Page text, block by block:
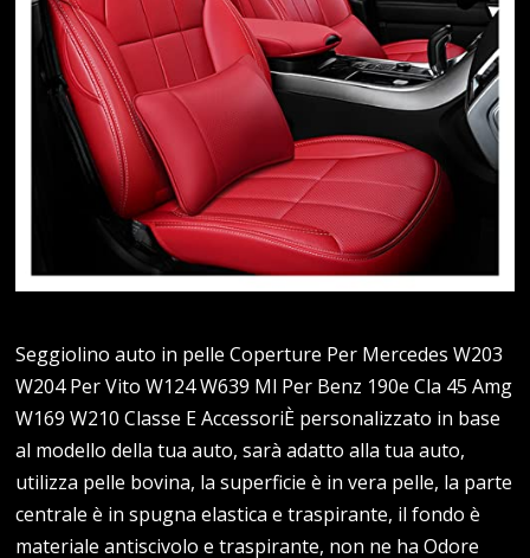
Seggiolino auto in pelle Coperture Per Mercedes W203
W204 Per Vito W124 W639 Ml Per Benz 190e Cla 45 Amg
W169 W210 Classe E AccessoriÈ personalizzato in base
al modello della tua auto, sarà adatto alla tua auto,
utilizza pelle bovina, la superficie è in vera pelle, la parte
centrale è in spugna elastica e traspirante, il fondo è
materiale antiscivolo e traspirante, non ne ha Odore